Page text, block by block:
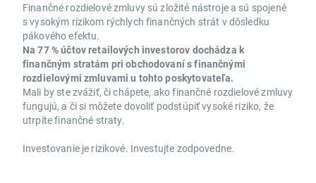
Finančné rozdielové zmluvy sú zložité nástroje a sú spojené
s vysokým rizikom rýchlych finančných strát v dôsledku
pákového efektu.
Na 77 % účtov retailových investorov dochádza k
finančným stratám pri obchodovaní s finančnými
rozdielovými zmluvami u tohto poskytovateľa.
Mali by ste zvážiť, či chápete, ako finančné rozdielové zmluvy
fungujú, a či si môžete dovoliť podstúpiť vysoké riziko, že
utrpíte finančné straty.
Investovanie je rizikové. Investujte zodpovedne.